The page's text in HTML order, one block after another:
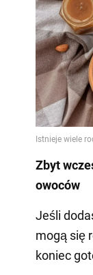
Zbyt
owoców
Jeśli
mogą się
koniec